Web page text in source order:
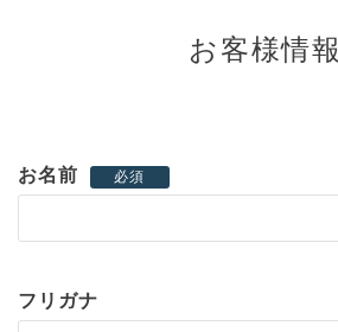
お客様情報
お名前 必須
フリガナ